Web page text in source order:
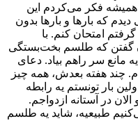
فکر می‌کردم این
که بارها و بارها بدون
امتحان کنم. با
گفتن که طلسم بخت‌بستگی
مانع سر راهم بیاد. دعای
چند هفته بعدش، همه چیز
بار تونستم یه رابطه
در آستانه ازدواجم.
طبیعیه، شاید یه طلسم